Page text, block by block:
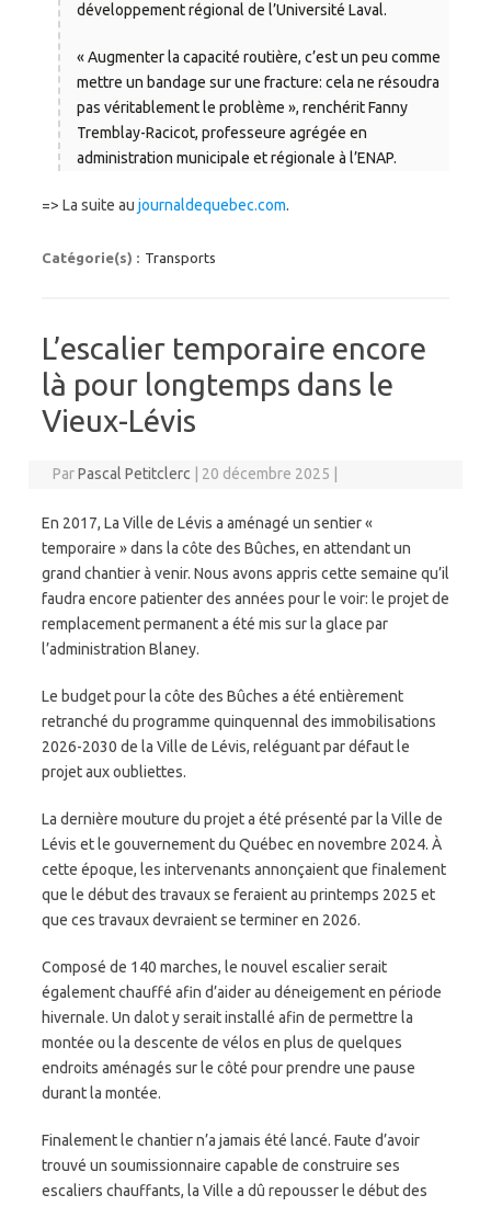
développement régional de l’Université Laval.
« Augmenter la capacité routière, c’est un peu comme
mettre un bandage sur une fracture: cela ne résoudra
pas véritablement le problème », renchérit Fanny
Tremblay-Racicot, professeure agrégée en
administration municipale et régionale à l’ENAP.
=> La suite au journaldequebec.com.
Catégorie(s) : Transports
L’escalier temporaire encore
là pour longtemps dans le
Vieux-Lévis
ParPascal Petitclerc 20 décembre 2025
En 2017, La Ville de Lévis a aménagé un sentier «
temporaire » dans la côte des Bûches, en attendant un
grand chantier à venir. Nous avons appris cette semaine qu’il
faudra encore patienter des années pour le voir: le projet de
remplacement permanent a été mis sur la glace par
l’administration Blaney.
Le budget pour la côte des Bûches a été entièrement
retranché du programme quinquennal des immobilisations
2026-2030 de la Ville de Lévis, reléguant par défaut le
projet aux oubliettes.
La dernière mouture du projet a été présenté par la Ville de
Lévis et le gouvernement du Québec en novembre 2024. À
cette époque, les intervenants annonçaient que finalement
que le début des travaux se feraient au printemps 2025 et
que ces travaux devraient se terminer en 2026.
Composé de 140 marches, le nouvel escalier serait
également chauffé afin d’aider au déneigement en période
hivernale. Un dalot y serait installé afin de permettre la
montée ou la descente de vélos en plus de quelques
endroits aménagés sur le côté pour prendre une pause
durant la montée.
Finalement le chantier n’a jamais été lancé. Faute d’avoir
trouvé un soumissionnaire capable de construire ses
escaliers chauffants, la Ville a dû repousser le début des